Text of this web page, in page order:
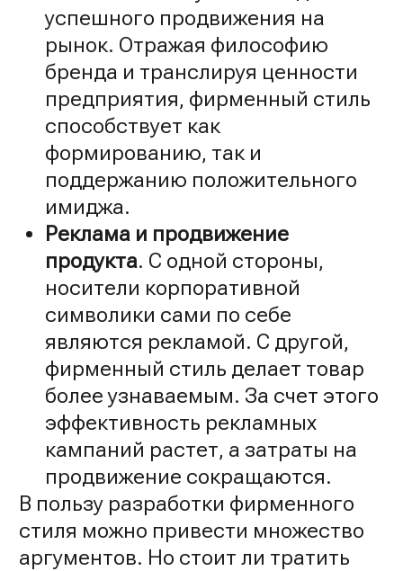
успешного продвижения на
рынок. Отражая философию
бренда и транслируя ценности
предприятия, фирменный стиль
способствует как
формированию, так и
поддержанию положительного
имиджа.
Реклама и продвижение
продукта. С одной стороны,
носители корпоративной
символики сами по себе
являются рекламой. С другой,
фирменный стиль делает товар
более узнаваемым. За счет этого
эффективность рекламных
кампаний растет, а затраты на
продвижение сокращаются.
В пользу разработки фирменного
стиля можно привести множество
аргументов. Но стоит ли тратить